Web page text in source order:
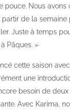
pouce. Nous
de la semaine
Juste à temps
Pâques. »
cette saison
une
besoin de
Avec Karima,